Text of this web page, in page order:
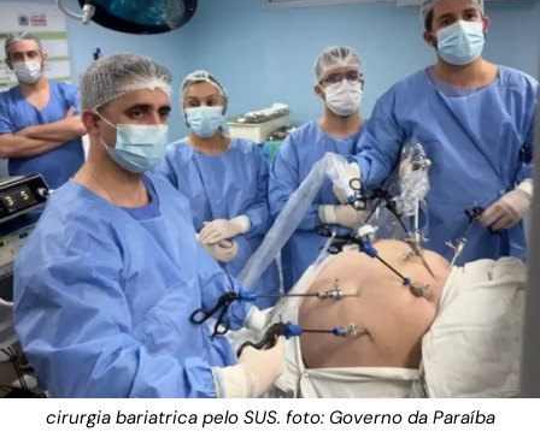
cirurgia bariatrica pelo SUS. foto: Governo da Paraíba